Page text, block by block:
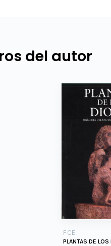
del autor
FCE
PLANTAS DE